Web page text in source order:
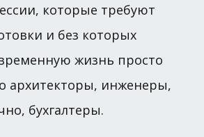
которые требуют
и без которых
жизнь просто
архитекторы, инженеры,
бухгалтеры.